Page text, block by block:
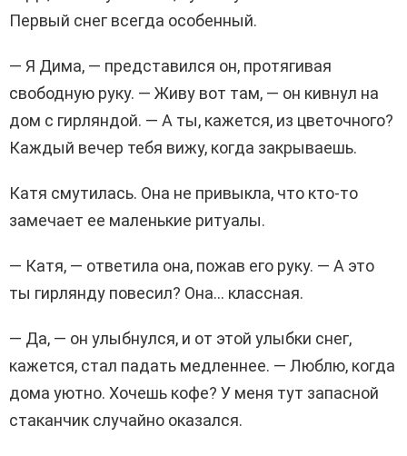
Первый снег всегда особенный.
— Я Дима, — представился он, протягивая
свободную руку. — Живу вот там, — он кивнул на
дом с гирляндой. — А ты, кажется, из цветочного?
Каждый вечер тебя вижу, когда закрываешь.
Катя смутилась. Она не привыкла, что кто-то
замечает ее маленькие ритуалы.
— Катя, — ответила она, пожав его руку. — А это
ты гирлянду повесил? Она… классная.
— Да, — он улыбнулся, и от этой улыбки снег,
кажется, стал падать медленнее. — Люблю, когда
дома уютно. Хочешь кофе? У меня тут запасной
стаканчик случайно оказался.